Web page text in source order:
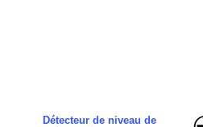
Détecteur de niveau de